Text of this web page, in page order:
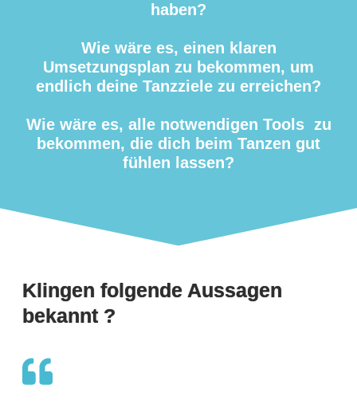
haben?
Wie wäre es, einen klaren
Umsetzungsplan zu bekommen, um
endlich deine Tanzziele zu erreichen?
Wie wäre es, alle notwendigen Tools zu
bekommen, die dich beim Tanzen gut
fühlen lassen?
Klingen folgende Aussagen
bekannt ?